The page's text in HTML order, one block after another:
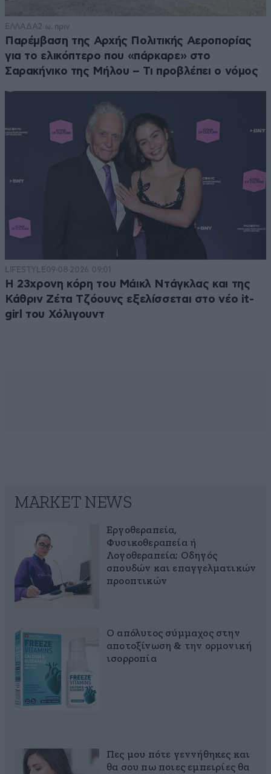
ΕΛΛΑΔΑ2 ω. πριν
Παρέμβαση της Αρχής Πολιτικής Αεροπορίας
για το ελικόπτερο που «πάρκαρε» στο
Σαρακήνικο της Μήλου – Τι προβλέπει ο νόμος
LIFESTYLE09·08·2026 09:01
Η 23χρονη κόρη τoυ Μάικλ Ντάγκλας και της
Κάθριν Ζέτα Τζόουνς εξελίσσεται στο νέο it-
girl του Χόλιγουντ
MARKET NEWS
Εργοθεραπεία,
Φυσικοθεραπεία ή
Λογοθεραπεία; Οδηγός
σπουδών και επαγγελματικών
προοπτικών
Ο απόλυτος σύμμαχος στην
αποτοξίνωση & την ορμονική
ισορροπία
Πες μου πότε γεννήθηκες και
θα σου πω ποιες εμπειρίες θα